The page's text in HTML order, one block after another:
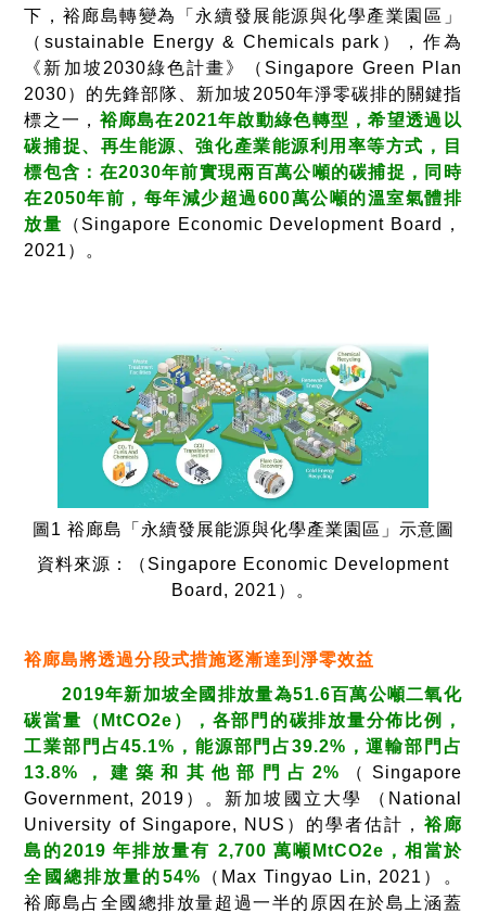
下，裕廊島轉變為「永續發展能源與化學產業園區」
（sustainable Energy & Chemicals park），作為
《新加坡2030綠色計畫》（Singapore Green Plan
2030）的先鋒部隊、新加坡2050年淨零碳排的關鍵指
標之一， 裕廊島在2021年啟動綠色轉型，希望透過以
碳捕捉、再生能源、強化產業能源利用率等方式，目
標包含：在2030年前實現兩百萬公噸的碳捕捉，同時
在2050年前，每年減少超過600萬公噸的溫室氣體排
放量 （Singapore Economic Development Board，
2021）。
圖1 裕廊島「永續發展能源與化學產業園區」示意圖
資料來源：（Singapore Economic Development
Board, 2021）。
裕廊島將透過分段式措施逐漸達到淨零效益
2019年新加坡全國排放量為51.6百萬公噸二氧化
碳當量（MtCO2e），各部門的碳排放量分佈比例，
工業部門占45.1%，能源部門占39.2%，運輸部門占
13.8%，建築和其他部門占2% （Singapore
Government, 2019）。新加坡國立大學 （National
University of Singapore, NUS）的學者估計， 裕廊
島的2019 年排放量有 2,700 萬噸MtCO2e，相當於
全國總排放量的54% （Max Tingyao Lin, 2021）。
裕廊島占全國總排放量超過一半的原因在於島上涵蓋